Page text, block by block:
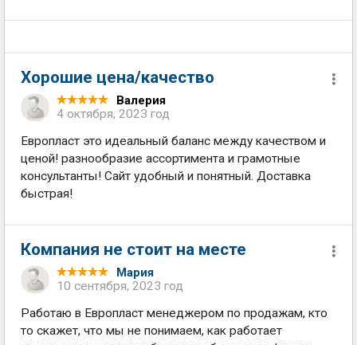
Хорошие цена/качество
Валерия
4 октября, 2023 год
Европласт это идеальный баланс между качеством и
ценой! разнообразие ассортимента и грамотные
консультанты! Сайт удобный и понятный. Доставка
быстрая!
Компания не стоит на месте
Мария
10 сентября, 2023 год
Работаю в Европласт менеджером по продажам, кто
то скажет, что мы не понимаем, как работает